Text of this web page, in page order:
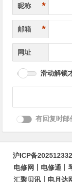
昵称 *
邮箱 *
网址
滑动解锁
有回复时邮
沪ICP备
电修网
电修通
汇聚贝讯
电月达